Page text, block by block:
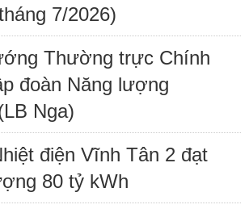
7/2026)
Thường trực Chính
đoàn Năng lượng
Nga)
điện Vĩnh Tân 2 đạt
80 tỷ kWh